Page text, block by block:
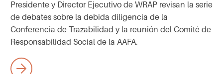
Presidente y Director Ejecutivo de WRAP revisan la serie
de debates sobre la debida diligencia de la
Conferencia de Trazabilidad y la reunión del Comité de
Responsabilidad Social de la AAFA.